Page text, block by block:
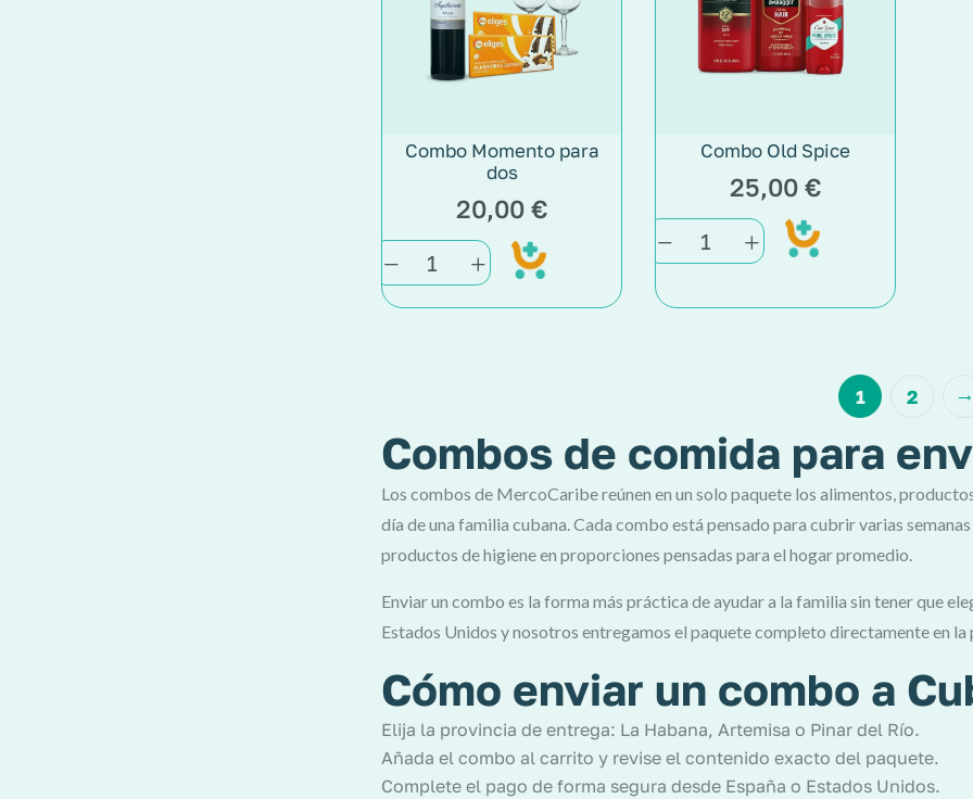
Combo Momento para
dos
20,00 €
Add
Combo Old Spice
25,00 €
Add
1 2
Combos de comida para
Los combos de MercoCaribe reúnen en un solo paquete los alimentos,
día de una familia cubana. Cada combo está pensado para cubrir varias
productos de higiene en proporciones pensadas para el hogar promedio.
Enviar un combo es la forma más práctica de ayudar a la familia sin tener que
Estados Unidos y nosotros entregamos el paquete completo directamente en
Cómo enviar un combo a
Elija la provincia de entrega: La Habana, Artemisa o Pinar del Río.
Añada el combo al carrito y revise el contenido exacto del paquete.
Complete el pago de forma segura desde España o Estados Unidos.